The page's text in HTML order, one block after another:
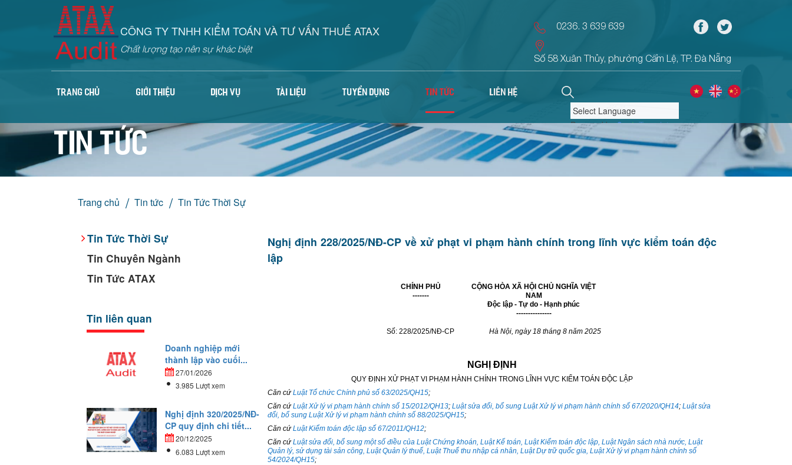
CÔNG TY TNHH KIỂM TOÁN VÀ TƯ VẤN THUẾ ATAX
Chất lượng tạo nên sự khác biệt
0236. 3 639 639
Số 58 Xuân Thủy, phường Cẩm Lệ, TP. Đà Nẵng
TRANG CHỦ GIỚI THIỆU DỊCH VỤ TÀI LIỆU TUYỂN DỤNG TIN TỨC LIÊN HỆ
Powered by Translate
Tin tức
Trang chủ Tin tức Tin Tức Thời Sự
Tin Tức Thời Sự
Tin Chuyên Ngành
Tin Tức ATAX
Tin liên quan
Doanh nghiệp mới
thành lập vào cuối...
27/01/2026
3.985 Lượt xem
Nghị định 320/2025/NĐ-
CP quy định chi tiết...
20/12/2025
6.083 Lượt xem
Nghị định 228/2025/NĐ-CP về xử phạt vi phạm hành chính trong lĩnh vực kiểm toán độc
lập
CHÍNH PHỦ
-------
CỘNG HÒA XÃ HỘI CHỦ NGHĨA VIỆT
NAM
Độc lập - Tự do - Hạnh phúc
---------------
Số: 228/2025/NĐ-CP Hà Nội, ngày 18 tháng 8 năm 2025
NGHỊ ĐỊNH
QUY ĐỊNH XỬ PHẠT VI PHẠM HÀNH CHÍNH TRONG LĨNH VỰC KIỂM TOÁN ĐỘC LẬP
Căn cứLuật Tổ chức Chính phủ số 63/2025/QH15;
Căn cứLuật Xử lý vi phạm hành chính số 15/2012/QH13;Luật sửa đổi, bổ sung Luật Xử lý vi phạm hành chính số 67/2020/QH14;Luật sửa
đổi, bổ sung Luật Xử lý vi phạm hành chính số 88/2025/QH15;
Căn cứLuật Kiểm toán độc lập số 67/2011/QH12;
Căn cứLuật sửa đổi, bổ sung một số điều của Luật Chứng khoán, Luật Kế toán, Luật Kiểm toán độc lập, Luật Ngân sách nhà nước, Luật
Quản lý, sử dụng tài sản công, Luật Quản lý thuế, Luật Thuế thu nhập cá nhân, Luật Dự trữ quốc gia, Luật Xử lý vi phạm hành chính số
54/2024/QH15;